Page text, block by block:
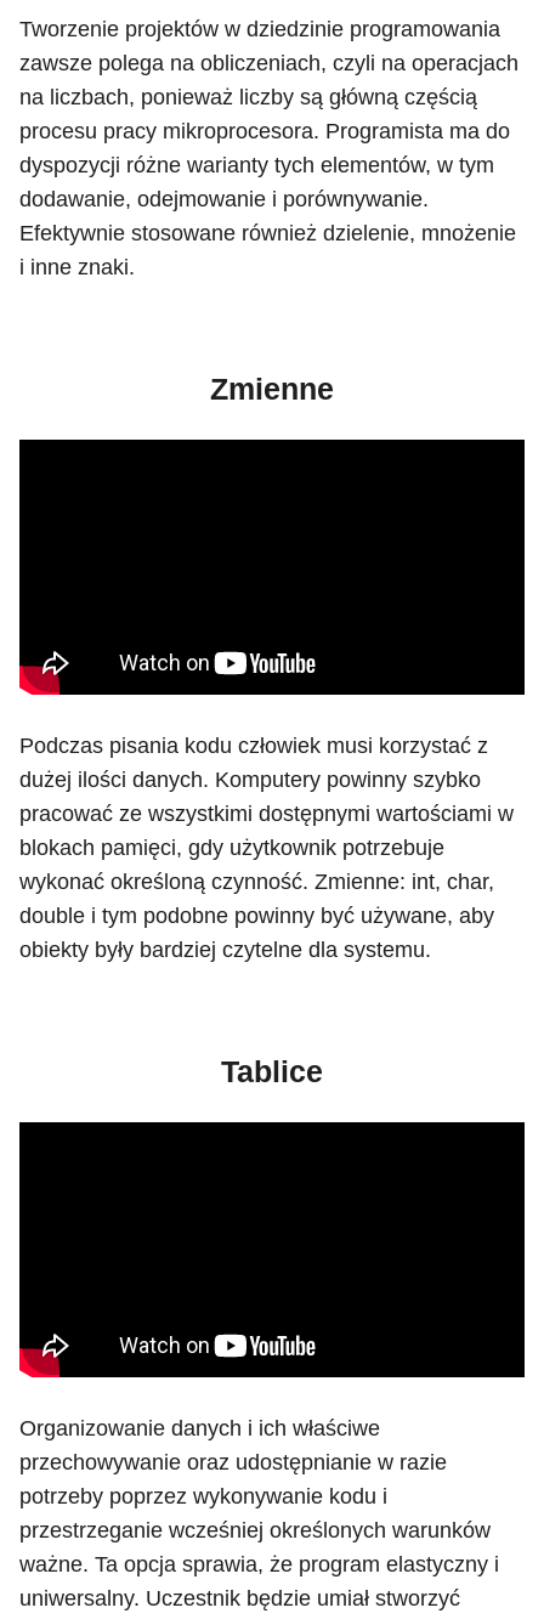
Tworzenie projektów w dziedzinie programowania
zawsze polega na obliczeniach, czyli na operacjach
na liczbach, ponieważ liczby są główną częścią
procesu pracy mikroprocesora. Programista ma do
dyspozycji różne warianty tych elementów, w tym
dodawanie, odejmowanie i porównywanie.
Efektywnie stosowane również dzielenie, mnożenie
i inne znaki.
Zmienne
Podczas pisania kodu człowiek musi korzystać z
dużej ilości danych. Komputery powinny szybko
pracować ze wszystkimi dostępnymi wartościami w
blokach pamięci, gdy użytkownik potrzebuje
wykonać określoną czynność. Zmienne: int, char,
double i tym podobne powinny być używane, aby
obiekty były bardziej czytelne dla systemu.
Tablice
Organizowanie danych i ich właściwe
przechowywanie oraz udostępnianie w razie
potrzeby poprzez wykonywanie kodu i
przestrzeganie wcześniej określonych warunków
ważne. Ta opcja sprawia, że program elastyczny i
uniwersalny. Uczestnik będzie umiał stworzyć